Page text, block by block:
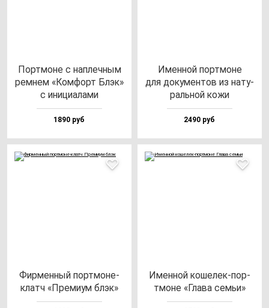
Пор­тмо­не с нап­леч­ным
рем­нем «Ком­форт Блэк»
с ини­ци­ала­ми
1890 руб
Имен­ной пор­тмо­не
для до­ку­мен­тов из на­ту­
раль­ной ко­жи
2490 руб
Фир­мен­ный пор­тмо­не-
клатч «Пре­ми­ум блэк»
Имен­ной ко­ше­лек-пор­
тмо­не «Гла­ва семьи»